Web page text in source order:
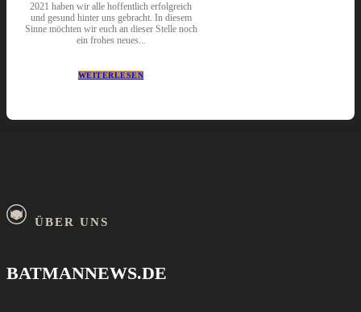
2021 haben wir alle hoffentlich erfolgreich
und gesund hinter uns gebracht. In diesem
Sinne möchten wir euch an dieser Stelle noch
ein frohes neues...
WEITERLESEN
ÜBER UNS
BATMANNEWS.DE